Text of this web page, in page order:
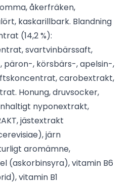
åkerfräken,
kaskarillbark. Blandning
(14,2 %):
svartvinbärssaft,
päron-, körsbärs-, apelsin-,
carobextrakt,
Honung, druvsocker,
nyponextrakt,
jästextrakt
järn
aromämne,
(askorbinsyra), vitamin B6
vitamin B1